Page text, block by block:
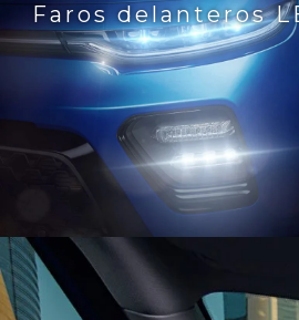
Faros delanteros